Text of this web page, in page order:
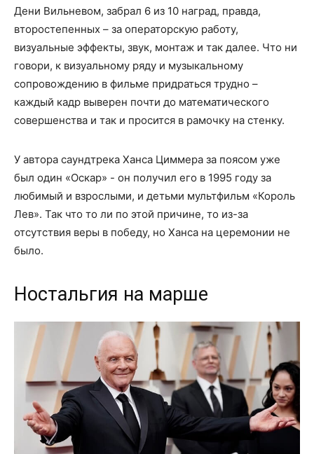
Дени Вильневом, забрал 6 из 10 наград, правда,
второстепенных – за операторскую работу,
визуальные эффекты, звук, монтаж и так далее. Что ни
говори, к визуальному ряду и музыкальному
сопровождению в фильме придраться трудно –
каждый кадр выверен почти до математического
совершенства и так и просится в рамочку на стенку.
У автора саундтрека Ханса Циммера за поясом уже
был один «Оскар» - он получил его в 1995 году за
любимый и взрослыми, и детьми мультфильм «Король
Лев». Так что то ли по этой причине, то из-за
отсутствия веры в победу, но Ханса на церемонии не
было.
Ностальгия на марше